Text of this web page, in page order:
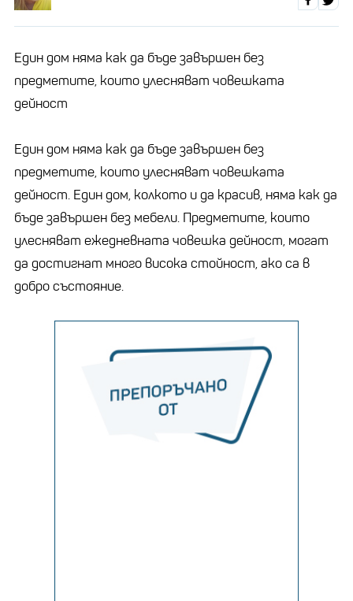
Един дом няма как да бъде завършен без
предметите, които улесняват човешката
дейност
Един дом няма как да бъде завършен без
предметите, които улесняват човешката
дейност. Един дом, колкото и да красив, няма как да
бъде завършен без мебели. Предметите, които
улесняват ежедневната човешка дейност, могат
да достигнат много висока стойност, ако са в
добро състояние.